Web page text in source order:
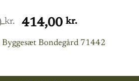
kr.
Den
pris
449,00 kr..
414,00 kr.Den
pris
414,00 kr..
Bondegård 71442